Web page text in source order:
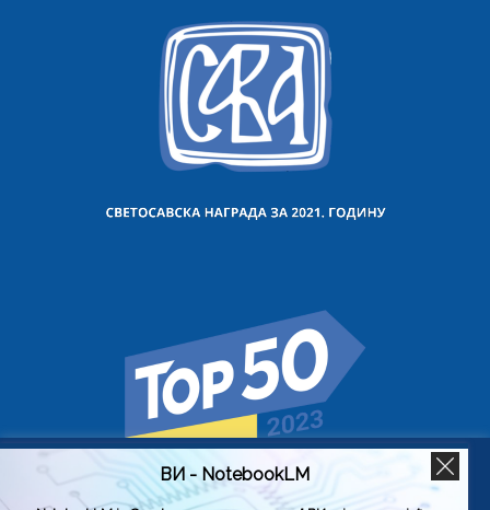
Користимо колачиће на овој веб страници да бисмо вам
побољшали искуство коришћења нашег сајта тако што
ВИ - NotebookLM